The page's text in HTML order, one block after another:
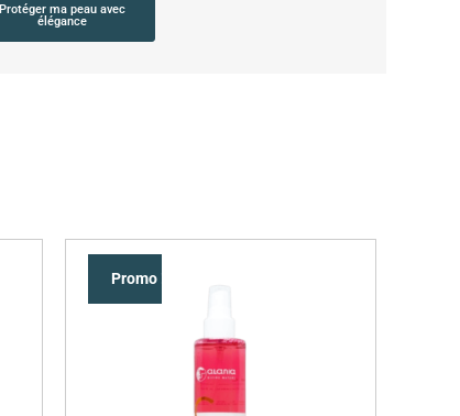
Protéger ma peau avec
élégance
Promo !